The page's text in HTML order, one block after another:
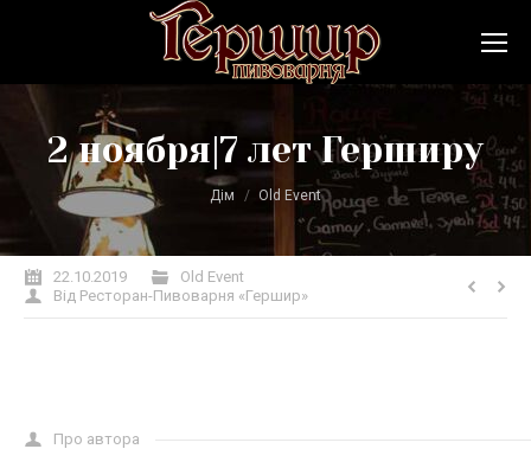
2 ноября|7 лет Герширу
Ви тут: Дім Old Event
22.10.2019
Old Event
Від Ресторан-Пивоварня «Гершир»
Про автора